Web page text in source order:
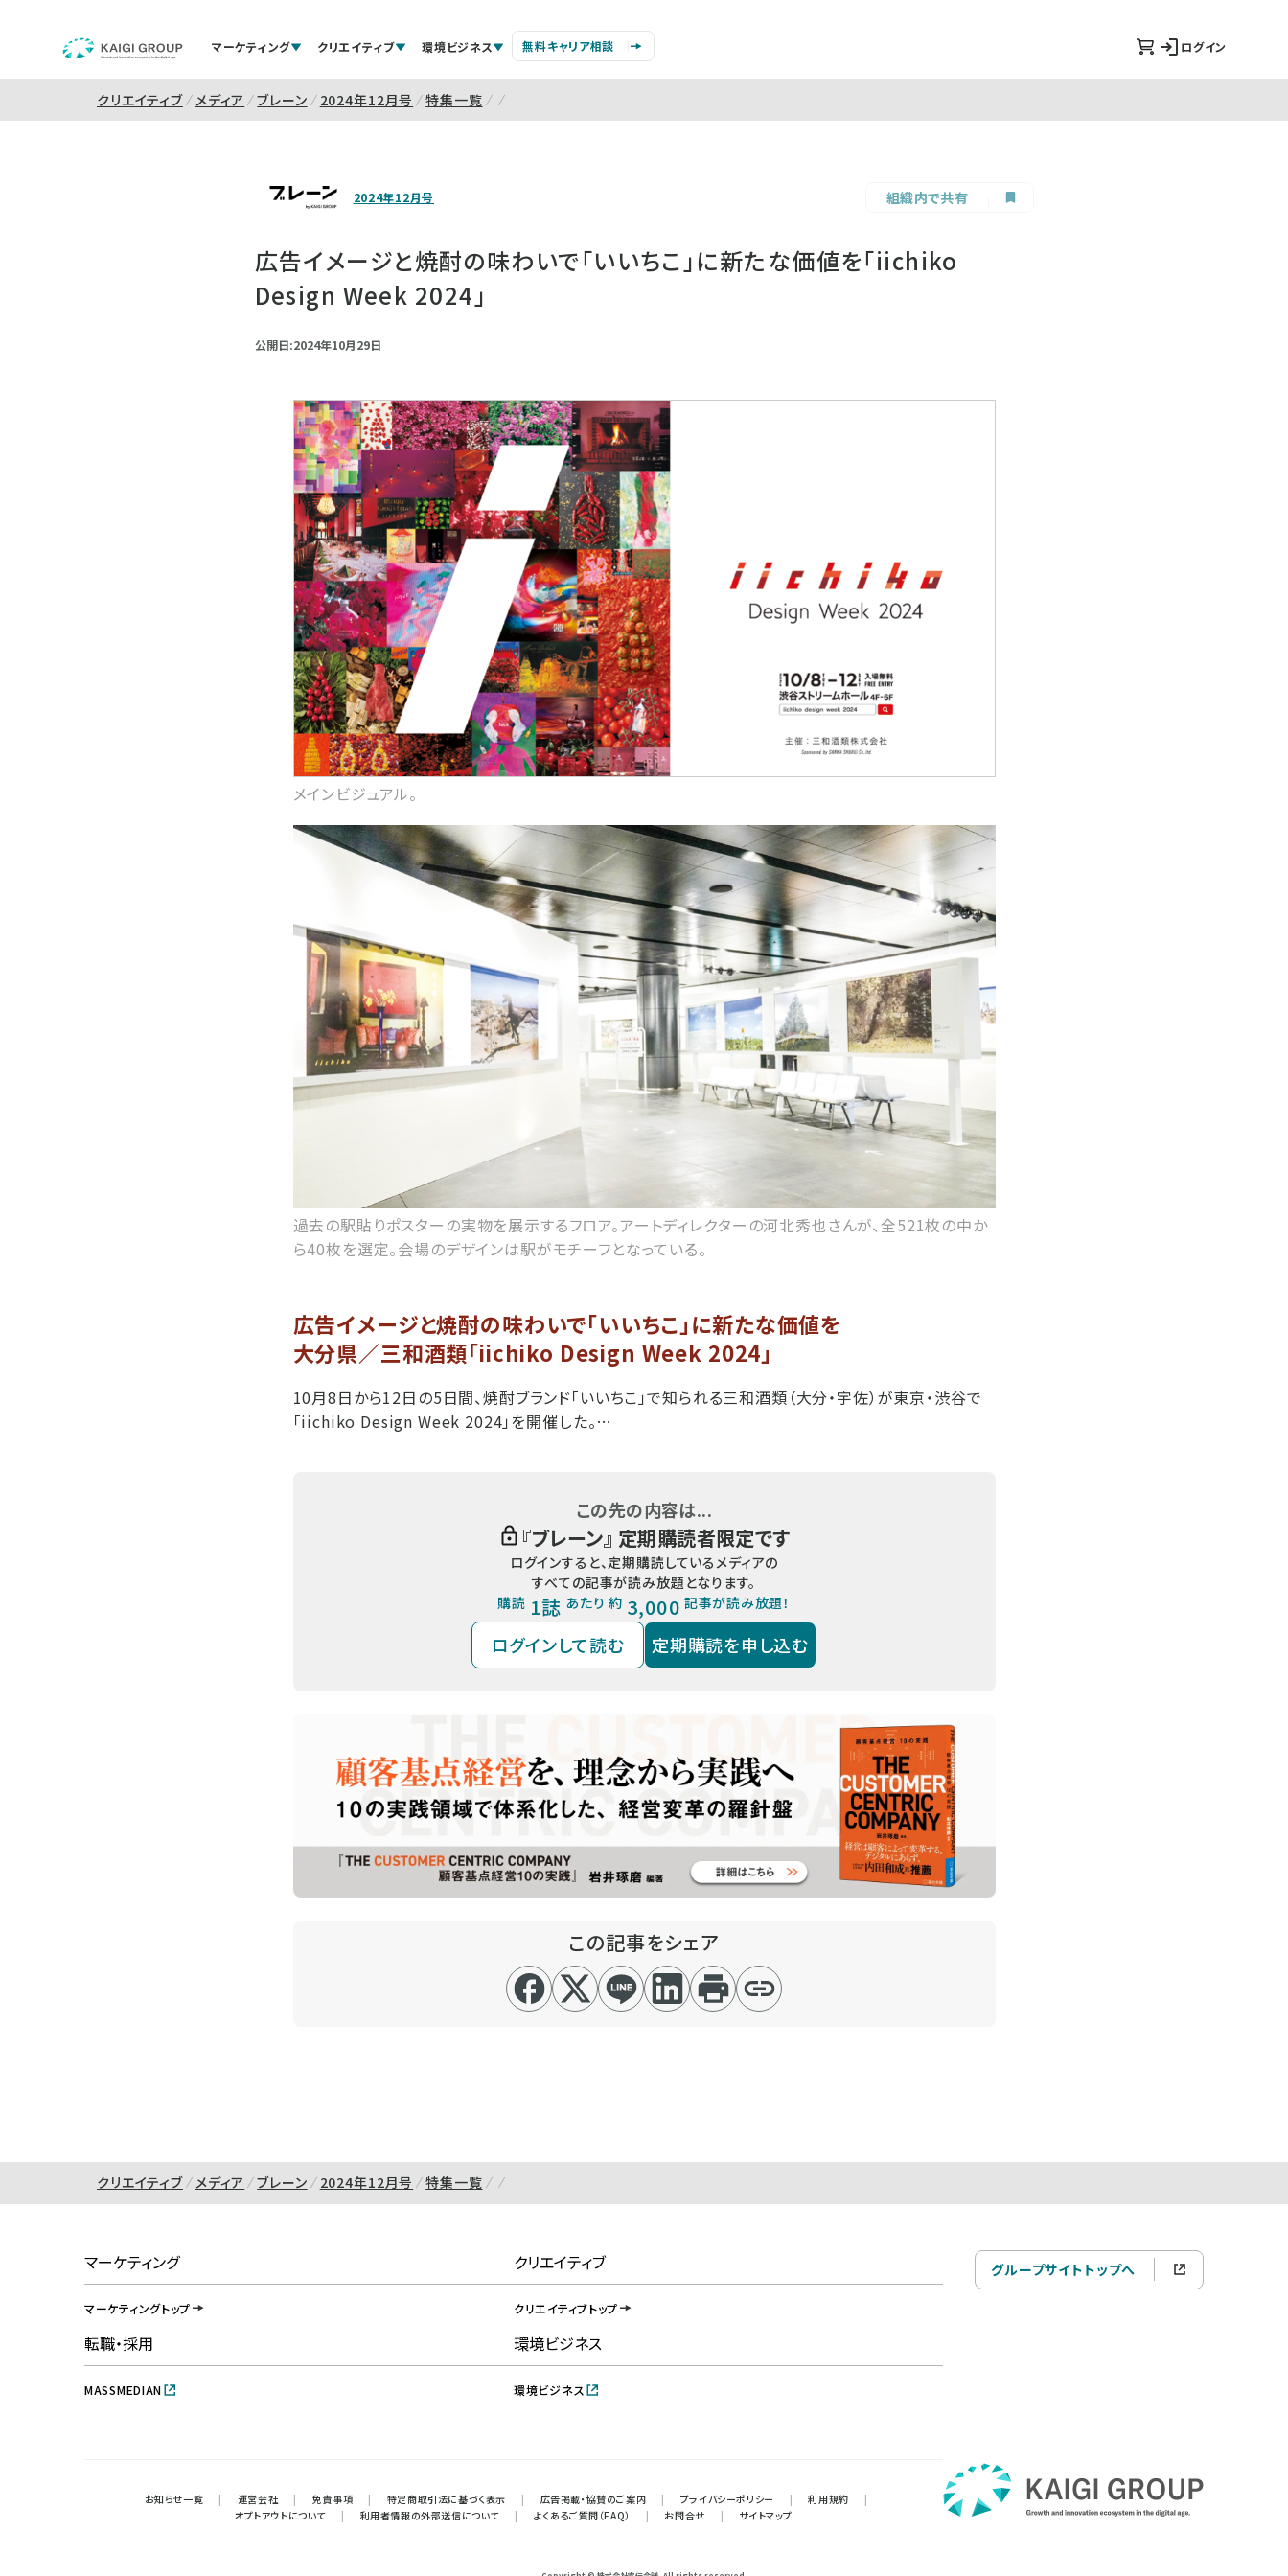
マーケティング クリエイティブ 環境ビジネス 無料キャリア相談 ログイン
クリエイティブ メディア ブレーン 2024年12月号 特集一覧
2024年12月号 組織内で共有
広告イメージと焼酎の味わいで「いいちこ」に新たな価値を「iichiko
Design Week 2024」
公開日:2024年10月29日
メインビジュアル。
過去の駅貼りポスターの実物を展示するフロア。アートディレクターの河北秀也さんが、全521枚の中か
ら40枚を選定。会場のデザインは駅がモチーフとなっている。
広告イメージと焼酎の味わいで「いいちこ」に新たな価値を
大分県／三和酒類「iichiko Design Week 2024」
10月8日から12日の5日間、焼酎ブランド「いいちこ」で知られる三和酒類（大分・宇佐）が東京・渋谷で
「iichiko Design Week 2024」を開催した。…
この先の内容は...
『ブレーン』 定期購読者限定です
ログインすると、定期購読しているメディアの
すべての記事が読み放題となります。
購読 1誌 あたり 約 3,000 記事が読み放題！
ログインして読む 定期購読を申し込む
この記事をシェア
クリエイティブ メディア ブレーン 2024年12月号 特集一覧
マーケティング
マーケティングトップ
クリエイティブ
クリエイティブトップ
転職・採用
MASSMEDIAN
環境ビジネス
環境ビジネス
お知らせ一覧 | 運営会社 | 免責事項 | 特定商取引法に基づく表示 | 広告掲載・協賛のご案内 | プライバシーポリシー | 利用規約
|
オプトアウトについて
| 利用者情報の外部送信について | よくあるご質問（FAQ） | お問合せ | サイトマップ
グループサイトトップへ